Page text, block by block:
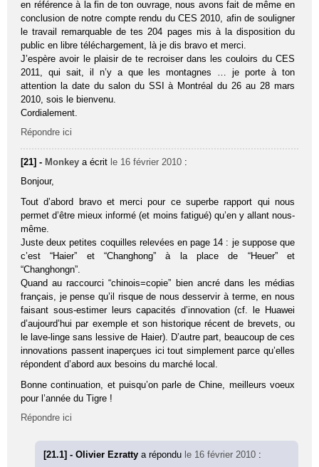
en référence à la fin de ton ouvrage, nous avons fait de même en
conclusion de notre compte rendu du CES 2010, afin de souligner
le travail remarquable de tes 204 pages mis à la disposition du
public en libre téléchargement, là je dis bravo et merci.
J’espère avoir le plaisir de te recroiser dans les couloirs du CES
2011, qui sait, il n’y a que les montagnes … je porte à ton
attention la date du salon du SSI à Montréal du 26 au 28 mars
2010, sois le bienvenu.
Cordialement.
Répondre ici
[21] - Monkey a écrit le 16 février 2010 :
Bonjour,
Tout d’abord bravo et merci pour ce superbe rapport qui nous
permet d’être mieux informé (et moins fatigué) qu’en y allant nous-
même.
Juste deux petites coquilles relevées en page 14 : je suppose que
c’est “Haier” et “Changhong” à la place de “Heuer” et
“Changhongn”.
Quand au raccourci “chinois=copie” bien ancré dans les médias
français, je pense qu’il risque de nous desservir à terme, en nous
faisant sous-estimer leurs capacités d’innovation (cf. le Huawei
d’aujourd’hui par exemple et son historique récent de brevets, ou
le lave-linge sans lessive de Haier). D’autre part, beaucoup de ces
innovations passent inaperçues ici tout simplement parce qu’elles
répondent d’abord aux besoins du marché local.
Bonne continuation, et puisqu’on parle de Chine, meilleurs voeux
pour l’année du Tigre !
Répondre ici
[21.1] - Olivier Ezrattya répondu le 16 février 2010 :